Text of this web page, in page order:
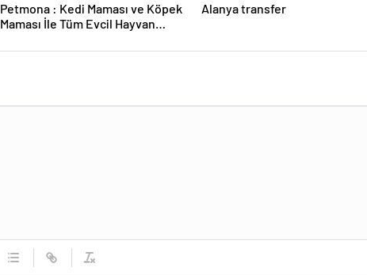
Petmona : Kedi Maması ve Köpek
Maması İle Tüm Evcil Hayvan
Alanya transfer